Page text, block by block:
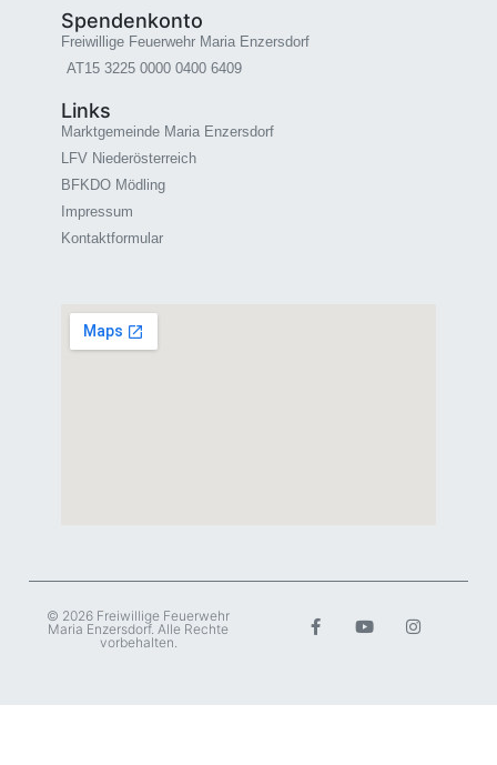
Spendenkonto
Freiwillige Feuerwehr Maria Enzersdorf
AT15 3225 0000 0400 6409
Links
Marktgemeinde Maria Enzersdorf
LFV Niederösterreich
BFKDO Mödling
Impressum
Kontaktformular
© 2026 Freiwillige Feuerwehr
Maria Enzersdorf. Alle Rechte
vorbehalten.